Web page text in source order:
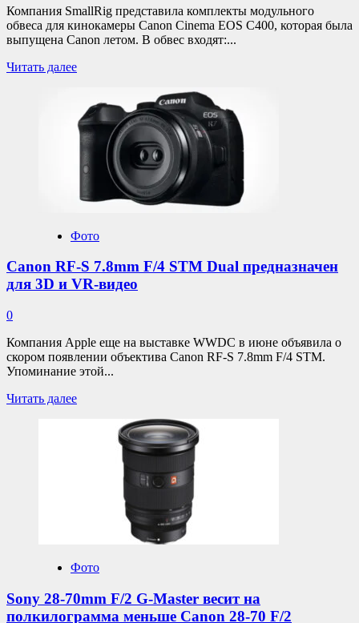
Компания SmallRig представила комплекты модульного
обвеса для кинокамеры Canon Cinema EOS C400, которая была
выпущена Canon летом. В обвес входят:...
Читать далееПрочитать
SmallRig
выпустили
массивный
обвес
для
кинокамеры
Canon
C400
Фото
Canon RF-S 7.8mm F/4 STM Dual предназначен
для 3D и VR-видео
0
Компания Apple еще на выставке WWDC в июне объявила о
скором появлении объектива Canon RF-S 7.8mm F/4 STM.
Упоминание этой...
Читать далееПрочитать
предназначен
3D
VR-
видео
Фото
Sony 28-70mm F/2 G-Master весит на
полкилограмма меньше Canon 28-70 F/2